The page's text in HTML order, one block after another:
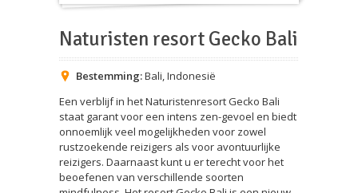
Naturisten resort Gecko Bali
Bestemming:Bali,Indonesië
Een verblijf in het Naturistenresort Gecko Bali
staat garant voor een intens zen-gevoel en biedt
onnoemlijk veel mogelijkheden voor zowel
rustzoekende reizigers als voor avontuurlijke
reizigers. Daarnaast kunt u er terecht voor het
beoefenen van verschillende soorten